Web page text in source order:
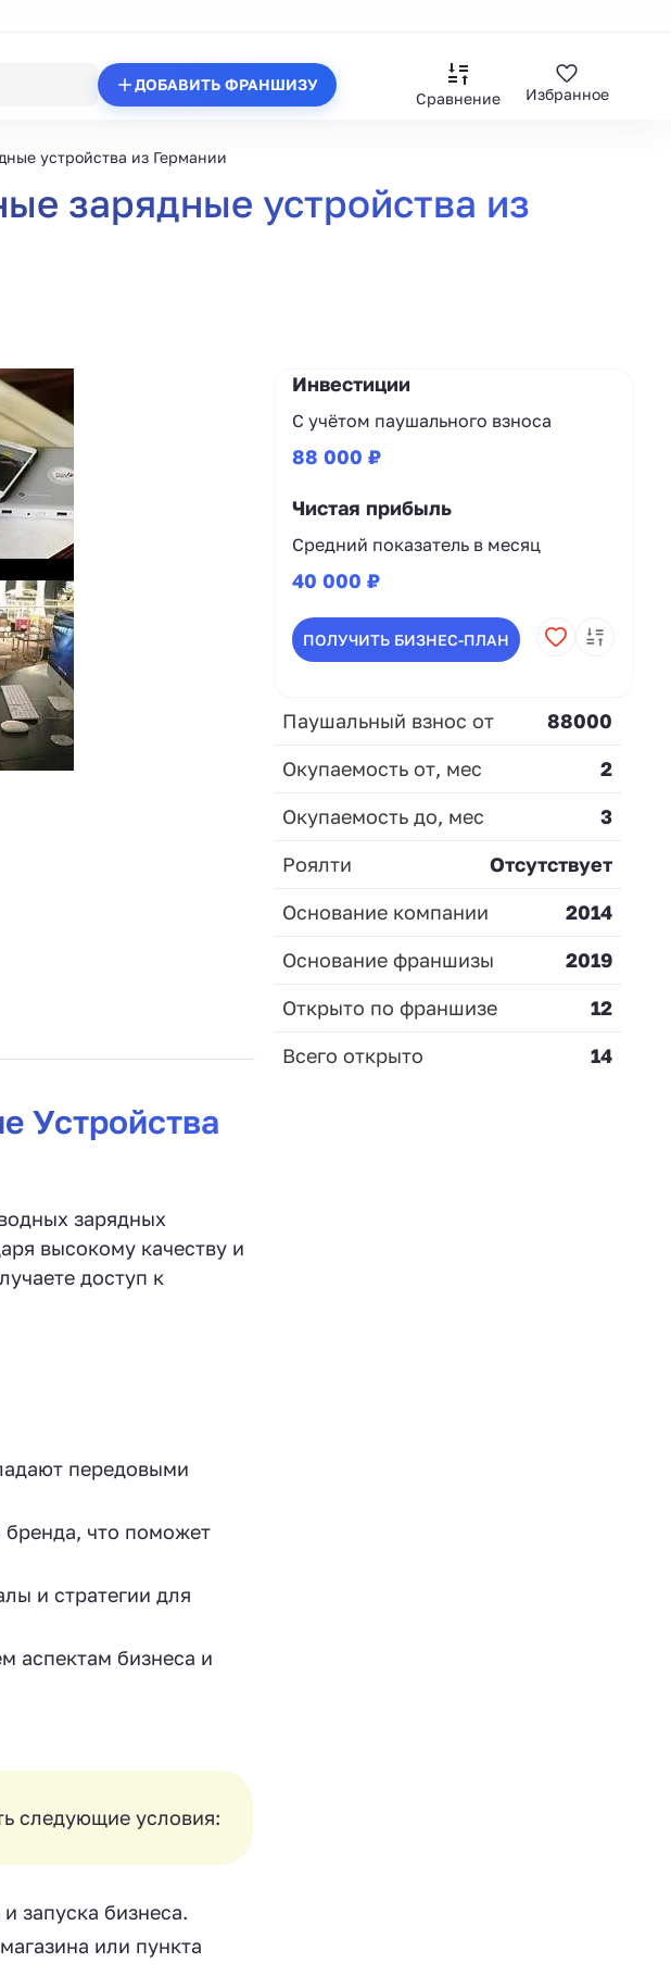
ДОБАВИТЬ ФРАНШИЗУ
Сравнение Избранное
устройства из Германии
зарядные устройства из
Устройства
зарядных
высокому качеству и
доступ к
передовыми
бренда, что поможет
и стратегии для
аспектам бизнеса и
следующие условия:
запуска бизнеса.
или пункта
Инвестиции
С учётом паушального взноса
88 000 ₽
Чистая прибыль
Средний показатель в месяц
40 000 ₽
ПОЛУЧИТЬ БИЗНЕС-ПЛАН
Паушальный взнос от
88000
Окупаемость от, мес
2
Окупаемость до, мес
3
Роялти
Отсутствует
Основание компании
2014
Основание франшизы
2019
Открыто по франшизе
12
Всего открыто
14